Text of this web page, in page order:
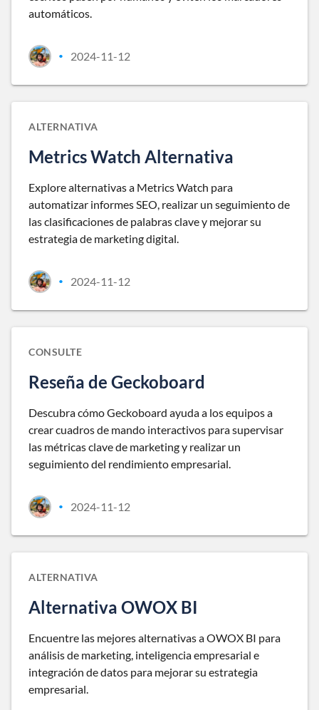
automáticos.
• 2024-11-12
ALTERNATIVA
Metrics Watch Alternativa
Explore alternativas a Metrics Watch para
automatizar informes SEO, realizar un seguimiento de
las clasificaciones de palabras clave y mejorar su
estrategia de marketing digital.
• 2024-11-12
CONSULTE
Reseña de Geckoboard
Descubra cómo Geckoboard ayuda a los equipos a
crear cuadros de mando interactivos para supervisar
las métricas clave de marketing y realizar un
seguimiento del rendimiento empresarial.
• 2024-11-12
ALTERNATIVA
Alternativa OWOX BI
Encuentre las mejores alternativas a OWOX BI para
análisis de marketing, inteligencia empresarial e
integración de datos para mejorar su estrategia
empresarial.